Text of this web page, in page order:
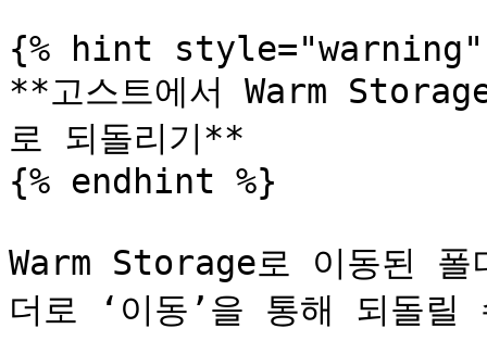
{% hint style="warning"
**고스트에서 Warm
로 되돌리기**
{% endhint %}
Warm Storage로 이동된
더로 ‘이동’을 통해 되돌릴